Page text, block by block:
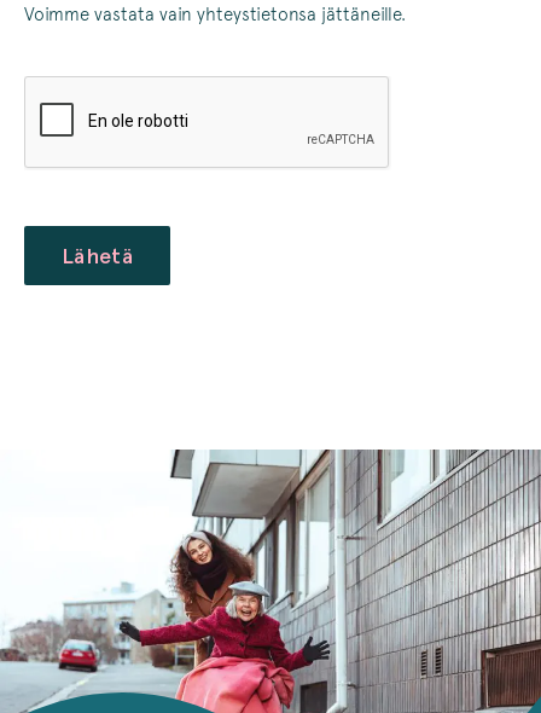
Voimme vastata vain yhteystietonsa jättäneille.
Lähetä